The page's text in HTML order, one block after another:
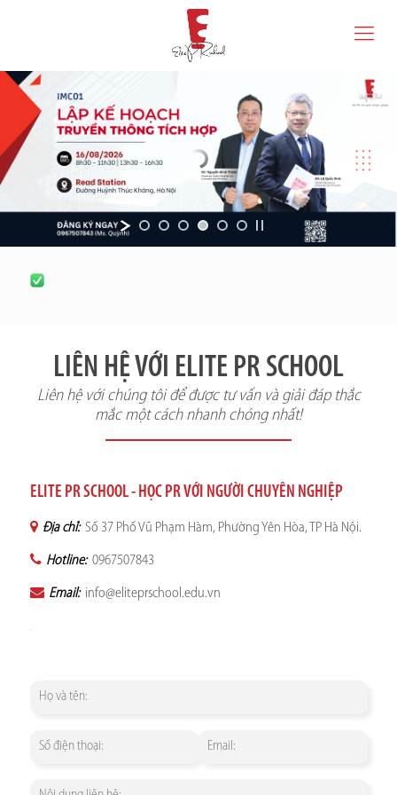
LIÊN HỆ VỚI ELITE PR SCHOOL
Liên hệ với chúng tôi để được tư vấn và giải đáp thắc
mắc một cách nhanh chóng nhất!
ELITE PR SCHOOL - HỌC PR VỚI NGƯỜI CHUYÊN NGHIỆP
Địa chỉ: Số 37 Phố Vũ Phạm Hàm, Phường Yên Hòa, TP Hà Nội.
Hotline: 0967507843
Email: info@eliteprschool.edu.vn